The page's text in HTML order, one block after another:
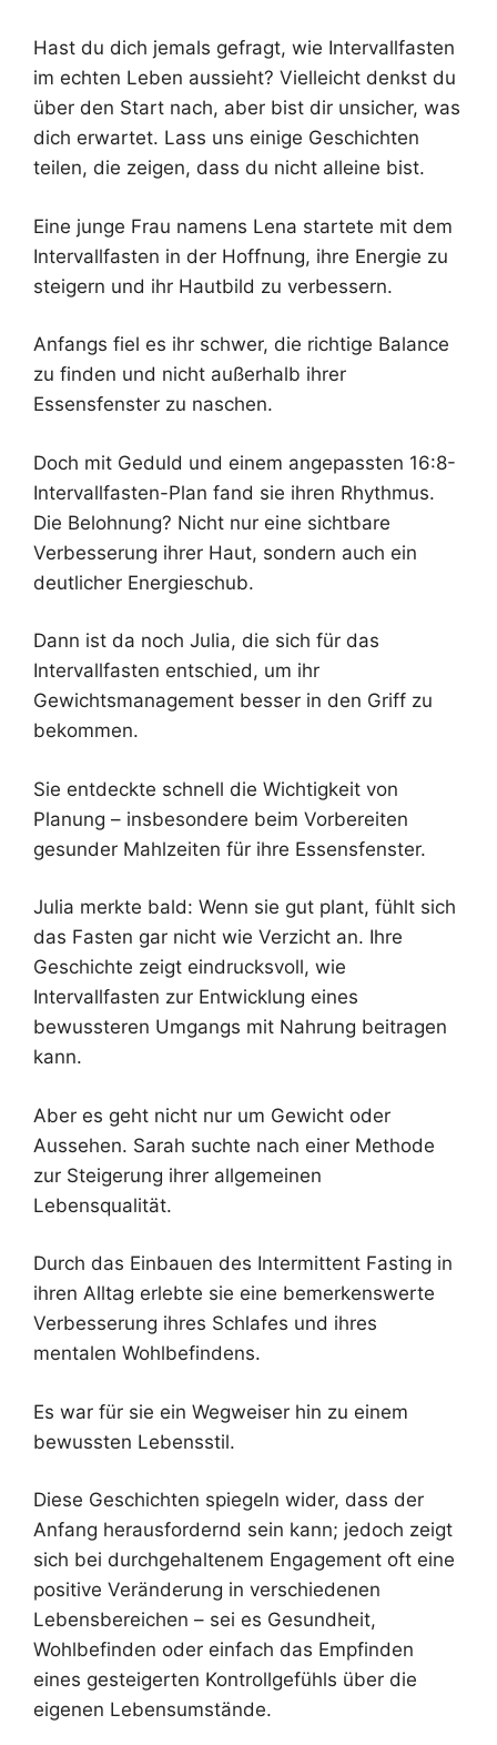
Hast du dich jemals gefragt, wie Intervallfasten
im echten Leben aussieht? Vielleicht denkst du
über den Start nach, aber bist dir unsicher, was
dich erwartet. Lass uns einige Geschichten
teilen, die zeigen, dass du nicht alleine bist.
Eine junge Frau namens Lena startete mit dem
Intervallfasten in der Hoffnung, ihre Energie zu
steigern und ihr Hautbild zu verbessern.
Anfangs fiel es ihr schwer, die richtige Balance
zu finden und nicht außerhalb ihrer
Essensfenster zu naschen.
Doch mit Geduld und einem angepassten 16:8-
Intervallfasten-Plan fand sie ihren Rhythmus.
Die Belohnung? Nicht nur eine sichtbare
Verbesserung ihrer Haut, sondern auch ein
deutlicher Energieschub.
Dann ist da noch Julia, die sich für das
Intervallfasten entschied, um ihr
Gewichtsmanagement besser in den Griff zu
bekommen.
Sie entdeckte schnell die Wichtigkeit von
Planung – insbesondere beim Vorbereiten
gesunder Mahlzeiten für ihre Essensfenster.
Julia merkte bald: Wenn sie gut plant, fühlt sich
das Fasten gar nicht wie Verzicht an. Ihre
Geschichte zeigt eindrucksvoll, wie
Intervallfasten zur Entwicklung eines
bewussteren Umgangs mit Nahrung beitragen
kann.
Aber es geht nicht nur um Gewicht oder
Aussehen. Sarah suchte nach einer Methode
zur Steigerung ihrer allgemeinen
Lebensqualität.
Durch das Einbauen des Intermittent Fasting in
ihren Alltag erlebte sie eine bemerkenswerte
Verbesserung ihres Schlafes und ihres
mentalen Wohlbefindens.
Es war für sie ein Wegweiser hin zu einem
bewussten Lebensstil.
Diese Geschichten spiegeln wider, dass der
Anfang herausfordernd sein kann; jedoch zeigt
sich bei durchgehaltenem Engagement oft eine
positive Veränderung in verschiedenen
Lebensbereichen – sei es Gesundheit,
Wohlbefinden oder einfach das Empfinden
eines gesteigerten Kontrollgefühls über die
eigenen Lebensumstände.